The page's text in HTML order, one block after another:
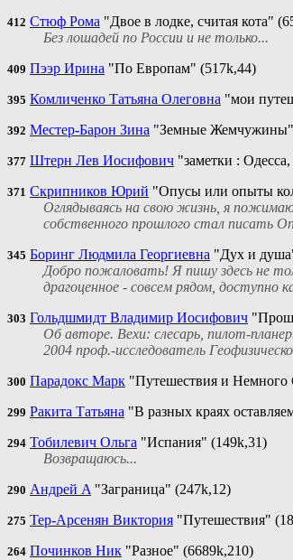
412 Стюф Рома "Двое в лодке, считая кота"
Без лошадей по России и не только...
409 Пээр Ирина "По Европам" (517k,44)
395 Комличенко Татьяна Олеговна "мои
392 Местер-Барон Зина "Земные Жемчужины"
377 Штерн Лев Иосифович "заметки :
371 Скрипников Юрий "Опусы или опыты
Оглядываясь на свою жизнь, я
собственного прошлого стал писать
345 Боринг Людмила Георгиевна "Дух и
Добро пожаловать! Я пишу здесь не
драгоценное - совсем рядом,
303 Гольдшмидт Владимир Иосифович
Об авторе. Вехи: слесарь, пилот-
2004 проф.-исследователь
300 Парадокс Марк "Путешествия и Немного
299 Ракита Татьяна "В разных краях
294 Тобилевич Ольга "Испания" (149k,31)
Возвращаюсь...
290 Андрей A"Заграница" (247k,12)
275 Тер-Арсенян Виктория "Путешествия"
264 Починков Ник "Разное" (6689k,210)